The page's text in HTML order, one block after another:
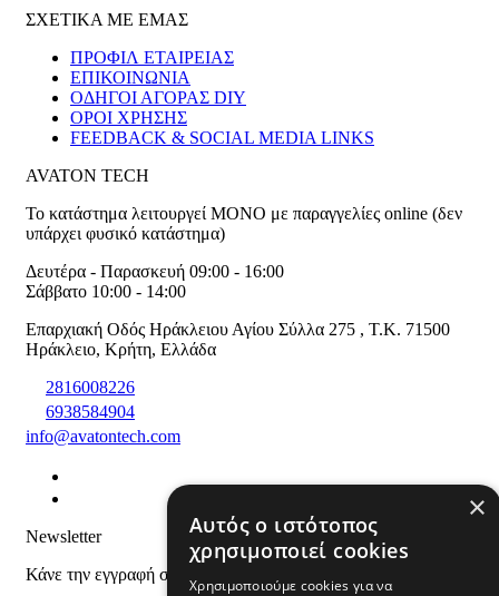
ΣΧΕΤΙΚΑ ΜΕ ΕΜΑΣ
ΠΡΟΦΙΛ ΕΤΑΙΡΕΙΑΣ
ΕΠΙΚΟΙΝΩΝΙΑ
ΟΔΗΓΟΙ ΑΓΟΡΑΣ DIY
ΟΡΟΙ ΧΡΗΣΗΣ
FEEDBACK & SOCIAL MEDIA LINKS
AVATON TECH
Το κατάστημα λειτουργεί ΜΟΝΟ με παραγγελίες online (δεν
υπάρχει φυσικό κατάστημα)
Δευτέρα - Παρασκευή 09:00 - 16:00
Σάββατο 10:00 - 14:00
Επαρχιακή Οδός Ηράκλειου Αγίου Σύλλα 275 , T.K. 71500
Ηράκλειο, Κρήτη, Ελλάδα
2816008226
6938584904
info@avatontech.com
Newsletter
Κάνε την εγγραφή σου και μάθε για προϊόντα και προσφορές
×
Αυτός ο ιστότοπος
χρησιμοποιεί cookies
Χρησιμοποιούμε cookies για να